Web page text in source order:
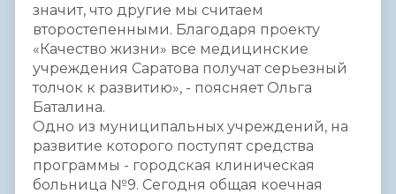
значит, что другие мы считаем
второстепенными. Благодаря проекту
«Качество жизни» все медицинские
учреждения Саратова получат серьезный
толчок к развитию», - поясняет Ольга
Баталина.
Одно из муниципальных учреждений, на
развитие которого поступят средства
программы - городская клиническая
больница №9. Сегодня общая коечная